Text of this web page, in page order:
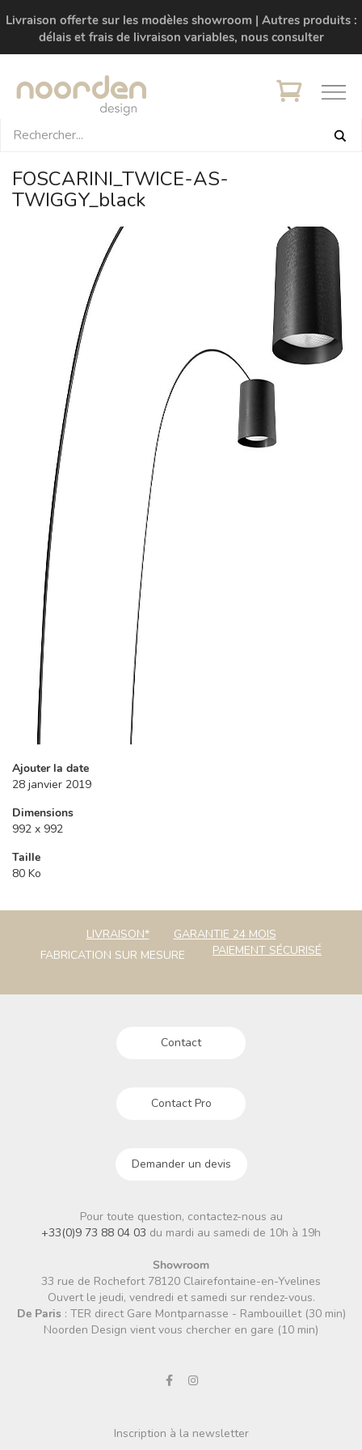
Livraison offerte sur les modèles showroom | Autres produits :
délais et frais de livraison variables, nous consulter
FOSCARINI_TWICE-AS-
TWIGGY_black
Ajouter la date
28 janvier 2019
Dimensions
992 x 992
Taille
80 Ko
LIVRAISON*
GARANTIE 24 MOIS
FABRICATION SUR MESURE
PAIEMENT SÉCURISÉ
Contact
Contact Pro
Demander un devis
Pour toute question, contactez-nous au
+33(0)9 73 88 04 03 du mardi au samedi de 10h à 19h
Showroom
33 rue de Rochefort 78120 Clairefontaine-en-Yvelines
Ouvert le jeudi, vendredi et samedi sur rendez-vous.
De Paris : TER direct Gare Montparnasse - Rambouillet (30 min)
Noorden Design vient vous chercher en gare (10 min)
Inscription à la newsletter